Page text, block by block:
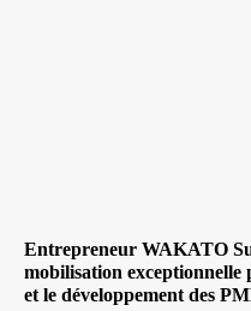
Entrepreneur WAKATO
mobilisation
et le développement des